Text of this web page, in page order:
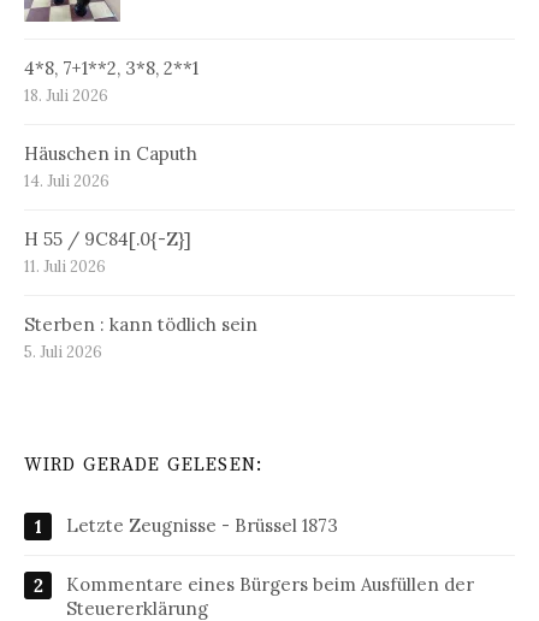
4*8, 7+1**2, 3*8, 2**1
18. Juli 2026
Häuschen in Caputh
14. Juli 2026
H 55 / 9C84[.0{-Z}]
11. Juli 2026
Sterben : kann tödlich sein
5. Juli 2026
WIRD GERADE GELESEN:
Letzte Zeugnisse - Brüssel 1873
Kommentare eines Bürgers beim Ausfüllen der
Steuererklärung